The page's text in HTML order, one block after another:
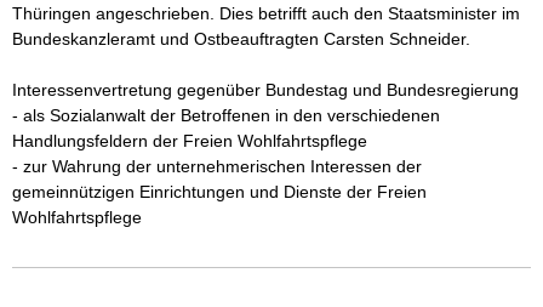
Thüringen angeschrieben. Dies betrifft auch den Staatsminister im
Bundeskanzleramt und Ostbeauftragten Carsten Schneider.
Interessenvertretung gegenüber Bundestag und Bundesregierung
- als Sozialanwalt der Betroffenen in den verschiedenen
Handlungsfeldern der Freien Wohlfahrtspflege
- zur Wahrung der unternehmerischen Interessen der
gemeinnützigen Einrichtungen und Dienste der Freien
Wohlfahrtspflege